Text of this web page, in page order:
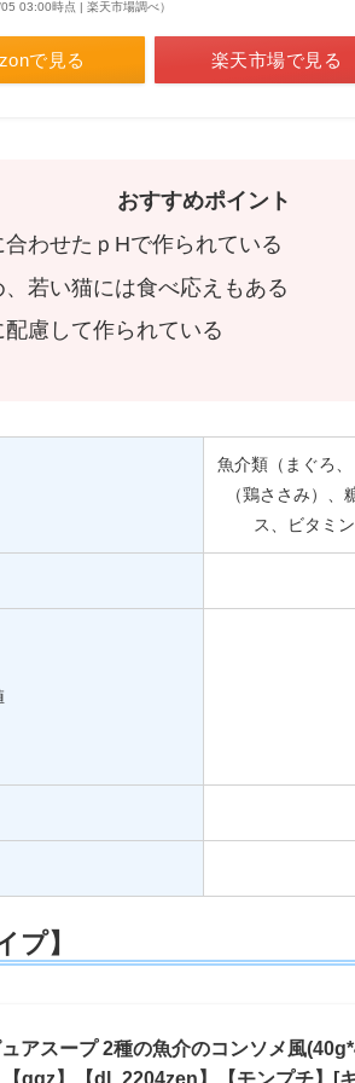
03:00時点 | 楽天市場調べ）
で見る 楽天市場で見る
おすすめポイント
わせたｐHで作られている
若い猫には食べ応えもある
慮して作られている
魚介類（まぐろ
（鶏ささみ）
ス、ビタミ
プ】
アスープ 2種の魚介のコンソメ風
【qqz】【dl_2204zen】【モンプチ】[